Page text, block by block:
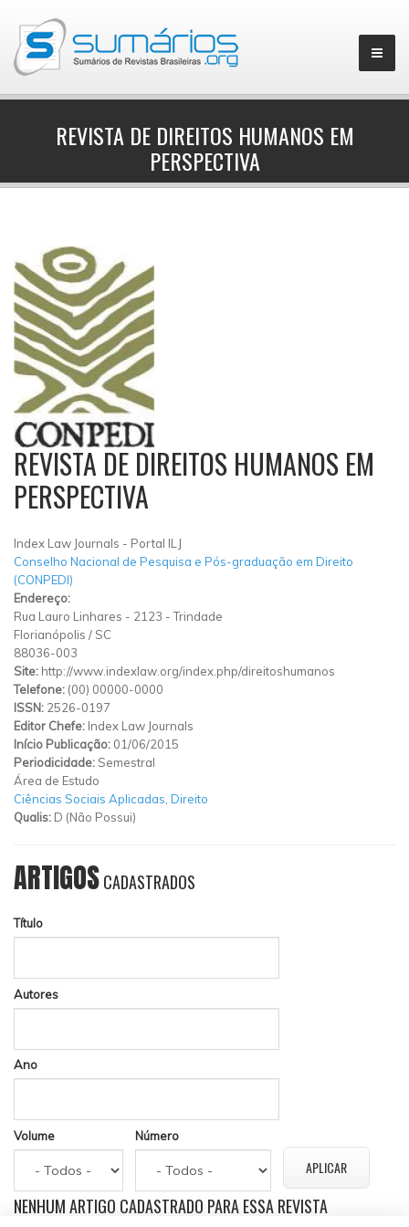
REVISTA DE DIREITOS HUMANOS EM
PERSPECTIVA
REVISTA DE DIREITOS HUMANOS EM
PERSPECTIVA
Index Law Journals - Portal ILJ
Conselho Nacional de Pesquisa e Pós-graduação em Direito
(CONPEDI)
Endereço:
Rua Lauro Linhares - 2123 -Trindade
Florianópolis / SC
88036-003
Site: http://www.indexlaw.org/index.php/direitoshumanos
Telefone: (00) 00000-0000
ISSN: 2526-0197
Editor Chefe: Index Law Journals
Início Publicação: 01/06/2015
Periodicidade: Semestral
Área de Estudo
Ciências Sociais Aplicadas Direito
Qualis: D (Não Possui)
ARTIGOSCADASTRADOS
Título
Autores
Ano
Volume Número
NENHUM ARTIGO CADASTRADO PARA ESSA REVISTA